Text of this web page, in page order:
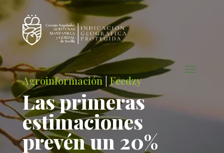
Agroinformación Feedzy
Las primeras
estimaciones
prevén un 20%